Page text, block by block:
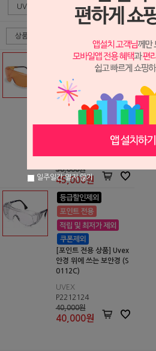
[포인트 전용 상품] Uvex
UV 차단용 보안경 (S036
50,000원
45,000원
[포인트 전용 상품] Uvex
안경 위에 쓰는 보안경 (S
0112C)
UVEX
P2212124
40,000원
40,000원
일주일간 열지 않기